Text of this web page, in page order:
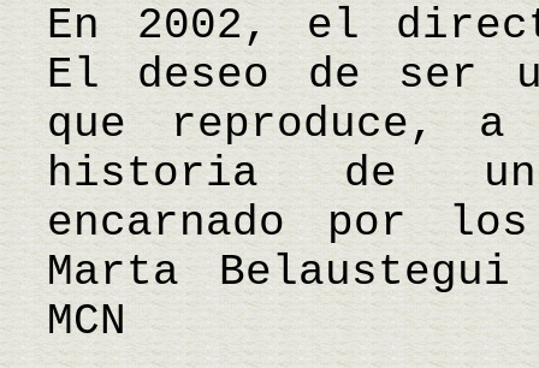
En 2002, el
El deseo de ser
que reproduce,
historia de un
encarnado por
Marta
MCN